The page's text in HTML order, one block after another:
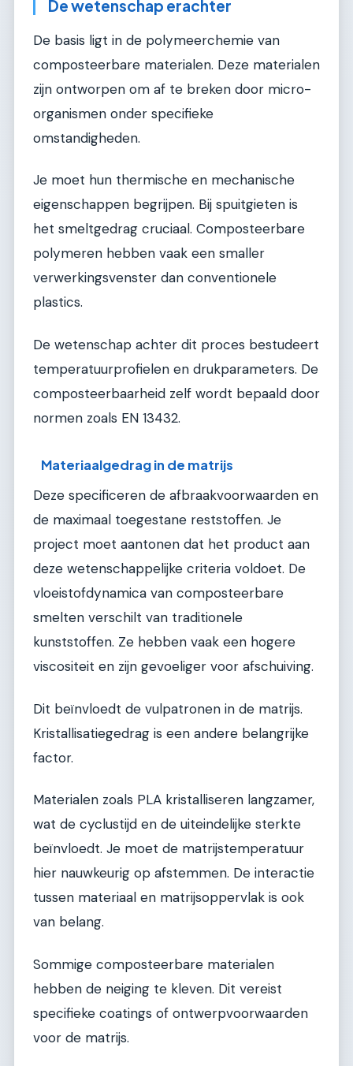
De wetenschap erachter
De basis ligt in de polymeerchemie van
composteerbare materialen. Deze materialen
zijn ontworpen om af te breken door micro-
organismen onder specifieke
omstandigheden.
Je moet hun thermische en mechanische
eigenschappen begrijpen. Bij spuitgieten is
het smeltgedrag cruciaal. Composteerbare
polymeren hebben vaak een smaller
verwerkingsvenster dan conventionele
plastics.
De wetenschap achter dit proces bestudeert
temperatuurprofielen en drukparameters. De
composteerbaarheid zelf wordt bepaald door
normen zoals EN 13432.
Materiaalgedrag in de matrijs
Deze specificeren de afbraakvoorwaarden en
de maximaal toegestane reststoffen. Je
project moet aantonen dat het product aan
deze wetenschappelijke criteria voldoet. De
vloeistofdynamica van composteerbare
smelten verschilt van traditionele
kunststoffen. Ze hebben vaak een hogere
viscositeit en zijn gevoeliger voor afschuiving.
Dit beïnvloedt de vulpatronen in de matrijs.
Kristallisatiegedrag is een andere belangrijke
factor.
Materialen zoals PLA kristalliseren langzamer,
wat de cyclustijd en de uiteindelijke sterkte
beïnvloedt. Je moet de matrijstemperatuur
hier nauwkeurig op afstemmen. De interactie
tussen materiaal en matrijsoppervlak is ook
van belang.
Sommige composteerbare materialen
hebben de neiging te kleven. Dit vereist
specifieke coatings of ontwerpvoorwaarden
voor de matrijs.